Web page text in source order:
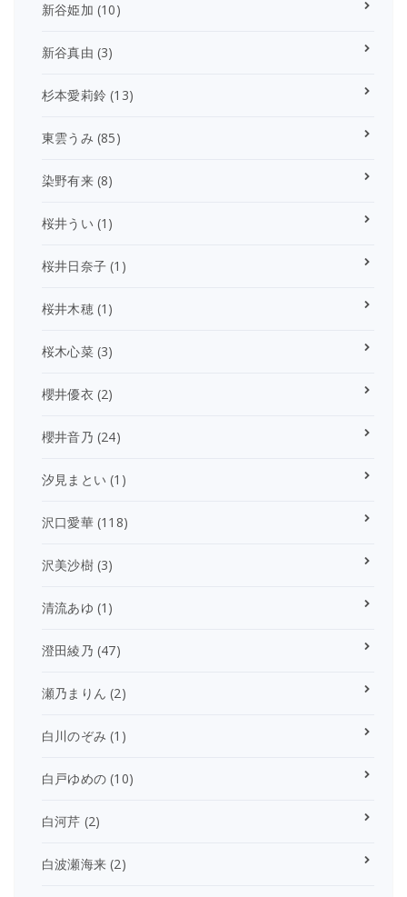
新谷姫加 (10)
新谷真由 (3)
杉本愛莉鈴 (13)
東雲うみ (85)
染野有来(8)
桜井うい (1)
桜井日奈子 (1)
桜井木穂(1)
桜木心菜(3)
櫻井優衣 (2)
櫻井音乃 (24)
汐見まとい (1)
沢口愛華(118)
沢美沙樹(3)
清流あゆ (1)
澄田綾乃 (47)
瀬乃まりん (2)
白川のぞみ (1)
白戸ゆめの (10)
白河芹 (2)
白波瀬海来 (2)